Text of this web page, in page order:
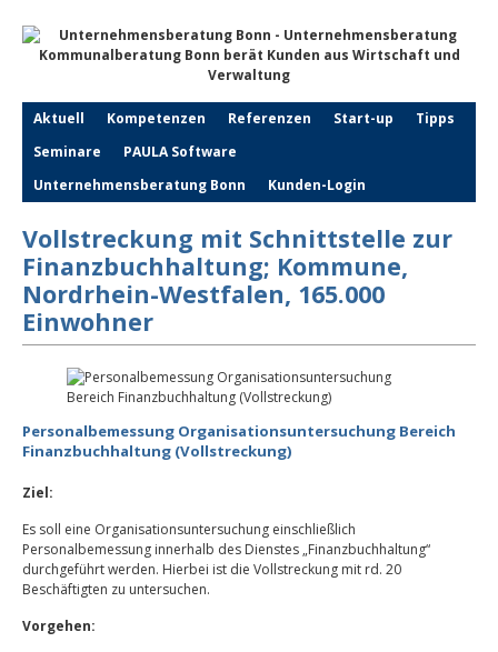
Aktuell Kompetenzen Referenzen Start-up
Tipps
Seminare
PAULA Software
Unternehmensberatung Bonn
Kunden-Login
Vollstreckung mit Schnittstelle zur
Finanzbuchhaltung; Kommune,
Nordrhein-Westfalen, 165.000
Einwohner
Personalbemessung Organisationsuntersuchung Bereich
Finanzbuchhaltung (Vollstreckung)
Ziel:
Es soll eine Organisationsuntersuchung einschließlich
Personalbemessung innerhalb des Dienstes „Finanzbuchhaltung“
durchgeführt werden. Hierbei ist die Vollstreckung mit rd. 20
Beschäftigten zu untersuchen.
Vorgehen: